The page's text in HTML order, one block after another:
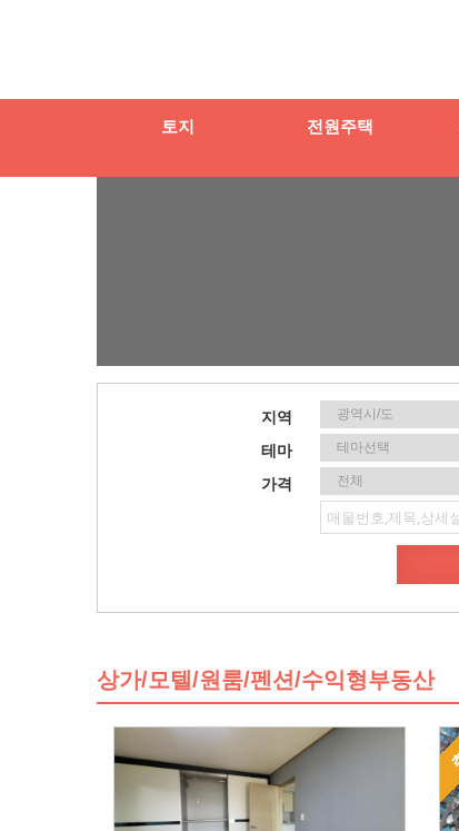
토지 전원주택
지역
테마
가격
상가/모텔/원룸/펜션/수익형부동산